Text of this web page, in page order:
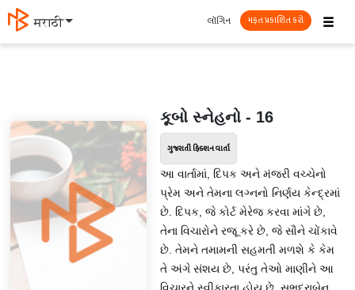
मराठी ☰
લૉગિન મફત પ્રકાશિત કરો
કૂબો સ્નેહનો - 16
ગુજરાતી ફિક્શન વાર્તા
આ વાર્તામાં, દિપક અને મંજરી વચ્ચેનો
પ્રેમ અને તેમના લગ્નનો નિર્ણય કેન્દ્રમાં
છે. દિપક, જે કોર્ટ મેરેજ કરવા માંગે છે,
તેના વિચારોને રજૂ કરે છે, જે સૌને ચોંકાવે
છે. તેમને તમામની સહમતી મળશે કે કેમ
તે અંગે સંશય છે, પરંતુ તેઓ માણીને આ